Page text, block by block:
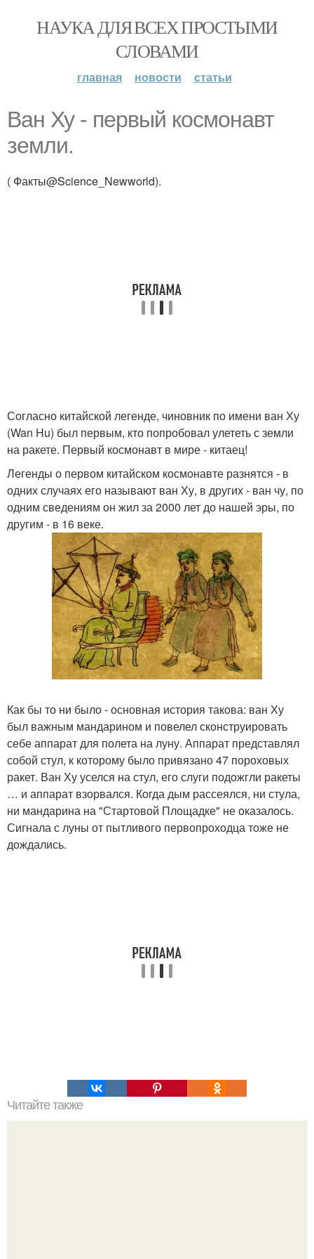
НАУКА ДЛЯ ВСЕХ ПРОСТЫМИ
СЛОВАМИ
главная новости статьи
Ван Ху - первый космонавт
земли.
( Факты@Science_Newworld).
Согласно китайской легенде, чиновник по имени ван Ху
(Wan Hu) был первым, кто попробовал улететь с земли
на ракете. Первый космонавт в мире - китаец!
Легенды о первом китайском космонавте разнятся - в
одних случаях его называют ван Ху, в других - ван чу, по
одним сведениям он жил за 2000 лет до нашей эры, по
другим - в 16 веке.
Как бы то ни было - основная история такова: ван Ху
был важным мандарином и повелел сконструировать
себе аппарат для полета на луну. Аппарат представлял
собой стул, к которому было привязано 47 пороховых
ракет. Ван Ху уселся на стул, его слуги подожгли ракеты
… и аппарат взорвался. Когда дым рассеялся, ни стула,
ни мандарина на "Стартовой Площадке" не оказалось.
Сигнала с луны от пытливого первопроходца тоже не
дождались.
Читайте также